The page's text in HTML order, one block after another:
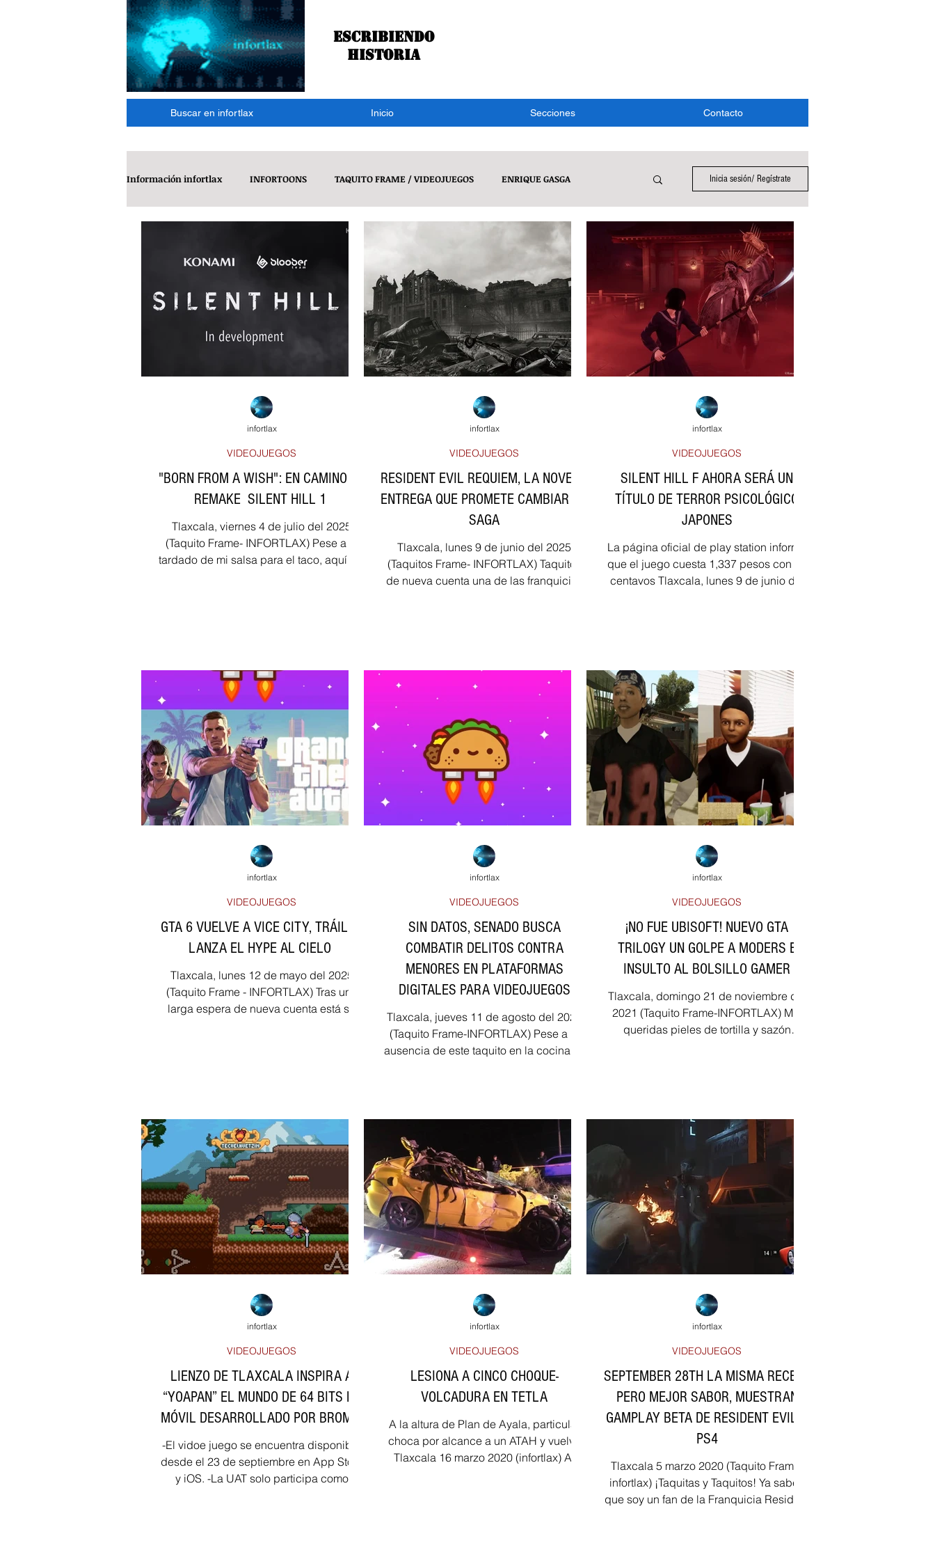
Buscar en infortlax Inicio Secciones Contacto
Escribiendo
historia
Información infortlax INFORTOONS TAQUITO FRAME / VIDEOJUEGOS ENRIQUE GASGA
MÁS NOTÍCIAS NACIONAL POLÍTICA
INTERNACIONAL REFLEXIONES DE UN BURRO VIDEOJUEGOS VIDEOS PRINCIPAL
EDUCACIÓN TANIA HUMARAN TRÁNSITO Y ACCIDENTES DESTACADAS
SEGURIDAD
Inicia sesión/ Regístrate
"BORN FROM A WISH": EN CAMINO EL
REMAKE SILENT HILL 1
Tlaxcala, viernes 4 de julio del 2025
(Taquito Frame- INFORTLAX) Pese a lo
tardado de mi salsa para el taco, aquí les
VIDEOJUEGOS
infortlax
RESIDENT EVIL REQUIEM, LA NOVENA
ENTREGA QUE PROMETE CAMBIAR LA
SAGA
Tlaxcala, lunes 9 de junio del 2025
(Taquitos Frame- INFORTLAX) Taquitos
de nueva cuenta una de las franquicias
VIDEOJUEGOS
infortlax
SILENT HILL F AHORA SERÁ UN
TÍTULO DE TERROR PSICOLÓGICO
JAPONES
La página oficial de play station informa
que el juego cuesta 1,337 pesos con 46
centavos Tlaxcala, lunes 9 de junio del
VIDEOJUEGOS
infortlax
GTA 6 VUELVE A VICE CITY, TRÁILER
LANZA EL HYPE AL CIELO
Tlaxcala, lunes 12 de mayo del 2025
(Taquito Frame - INFORTLAX) Tras una
larga espera de nueva cuenta está su
VIDEOJUEGOS
infortlax
SIN DATOS, SENADO BUSCA
COMBATIR DELITOS CONTRA
MENORES EN PLATAFORMAS
DIGITALES PARA VIDEOJUEGOS
Tlaxcala, jueves 11 de agosto del 2022
(Taquito Frame-INFORTLAX) Pese a la
ausencia de este taquito en la cocina, el
VIDEOJUEGOS
infortlax
¡NO FUE UBISOFT! NUEVO GTA
TRILOGY UN GOLPE A MODERS E
INSULTO AL BOLSILLO GAMER
Tlaxcala, domingo 21 de noviembre del
2021 (Taquito Frame-INFORTLAX) Mis
queridas pieles de tortilla y sazón
VIDEOJUEGOS
infortlax
LIENZO DE TLAXCALA INSPIRA A
“YOAPAN” EL MUNDO DE 64 BITS DE
MÓVIL DESARROLLADO POR BROMIO
-El vidoe juego se encuentra disponible
desde el 23 de septiembre en App Store
y iOS. -La UAT solo participa como
VIDEOJUEGOS
infortlax
LESIONA A CINCO CHOQUE-
VOLCADURA EN TETLA
A la altura de Plan de Ayala, particular
choca por alcance a un ATAH y vuelva
Tlaxcala 16 marzo 2020 (infortlax) Al
VIDEOJUEGOS
infortlax
SEPTEMBER 28TH LA MISMA RECETA
PERO MEJOR SABOR, MUESTRAN
GAMPLAY BETA DE RESIDENT EVIL 3
PS4
Tlaxcala 5 marzo 2020 (Taquito Frame-
infortlax) ¡Taquitas y Taquitos! Ya saben
que soy un fan de la Franquicia Resident
VIDEOJUEGOS
infortlax